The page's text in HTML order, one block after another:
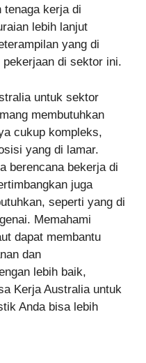
tenaga kerja di
lebih lanjut
yang di
di sektor ini.
untuk sektor
membutuhkan
cukup kompleks,
yang di lamar.
berencana bekerja di
juga
seperti yang di
Memahami
dapat membantu
dan
lebih baik,
Kerja Australia untuk
Anda bisa lebih